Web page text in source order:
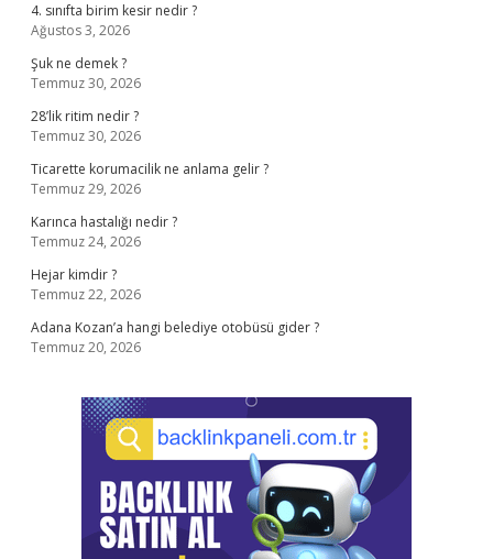
4. sınıfta birim kesir nedir ?
Ağustos 3, 2026
Şuk ne demek ?
Temmuz 30, 2026
28’lik ritim nedir ?
Temmuz 30, 2026
Ticarette korumacilik ne anlama gelir ?
Temmuz 29, 2026
Karınca hastalığı nedir ?
Temmuz 24, 2026
Hejar kimdir ?
Temmuz 22, 2026
Adana Kozan’a hangi belediye otobüsü gider ?
Temmuz 20, 2026